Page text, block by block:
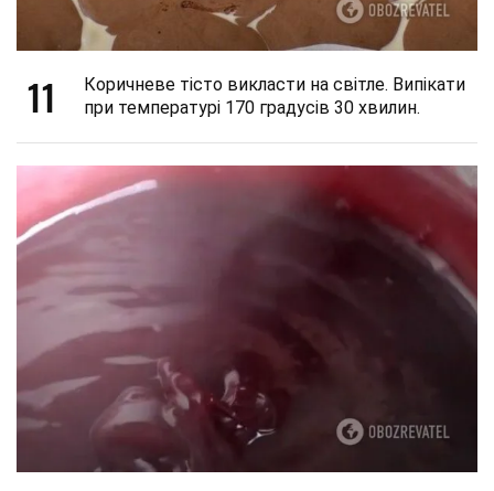
11
Коричневе тісто викласти на світле. Випікати
при температурі 170 градусів 30 хвилин.